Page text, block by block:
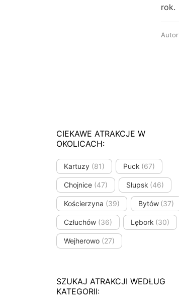
rok.
CIEKAWE ATRAKCJE W
OKOLICACH:
Kartuzy (81) Puck (67)
Chojnice (47) Słupsk (46)
Kościerzyna (39) Bytów (37)
Człuchów (36) Lębork (30)
Wejherowo (27)
SZUKAJ ATRAKCJI WEDŁUG
KATEGORII: